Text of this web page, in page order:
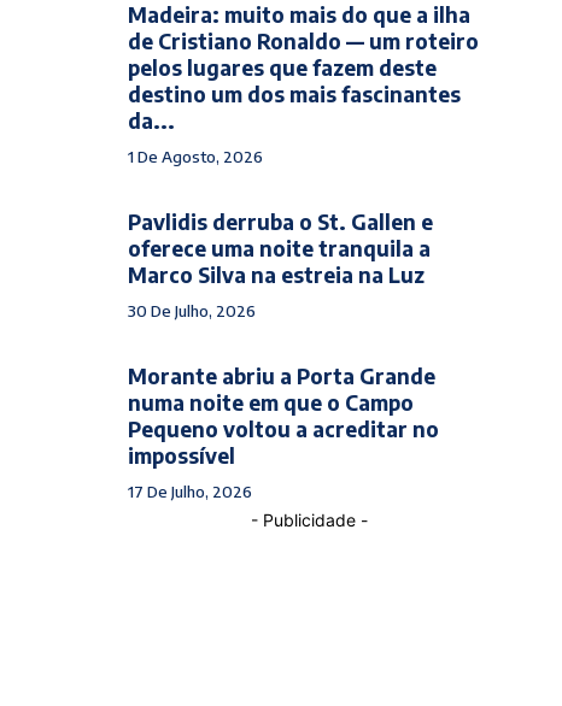
Madeira: muito mais do que a ilha
de Cristiano Ronaldo — um roteiro
pelos lugares que fazem deste
destino um dos mais fascinantes
da...
1 De Agosto, 2026
Pavlidis derruba o St. Gallen e
oferece uma noite tranquila a
Marco Silva na estreia na Luz
30 De Julho, 2026
Morante abriu a Porta Grande
numa noite em que o Campo
Pequeno voltou a acreditar no
impossível
17 De Julho, 2026
- Publicidade -